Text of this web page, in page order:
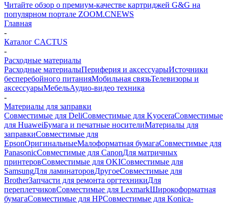
Читайте обзор о премиум-качестве картриджей G&G на
популярном портале ZOOM.CNEWS
Главная
-
Каталог CACTUS
-
Расходные материалы
Расходные материалыПериферия и аксессуарыИсточники
бесперебойного питанияМобильная связьТелевизоры и
аксессуарыМебельАудио-видео техника
-
Материалы для заправки
Совместимые для DeliСовместимые для KyoceraСовместимые
для HuaweiБумага и печатные носителиМатериалы для
заправкиСовместимые для
EpsonОригинальныеМалоформатная бумагаСовместимые для
PanasonicСовместимые для CanonДля матричных
принтеровСовместимые для OKIСовместимые для
SamsungДля ламинаторовДругоеСовместимые для
BrotherЗапчасти для ремонта оргтехникиДля
переплетчиковСовместимые для LexmarkШирокоформатная
бумагаСовместимые для HPСовместимые для Konica-